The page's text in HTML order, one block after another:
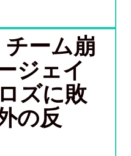
チーム崩
ジェイ
ズに敗
の反